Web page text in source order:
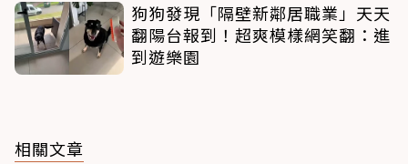
狗狗發現「隔壁新鄰居職業」天天
翻陽台報到！超爽模樣網笑翻：進
到遊樂園
相關文章